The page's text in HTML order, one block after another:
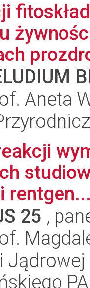
Aneta
25 ,